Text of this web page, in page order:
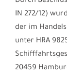
Aktuelles:
Durch
IN 272/12)
der im
unter HRA